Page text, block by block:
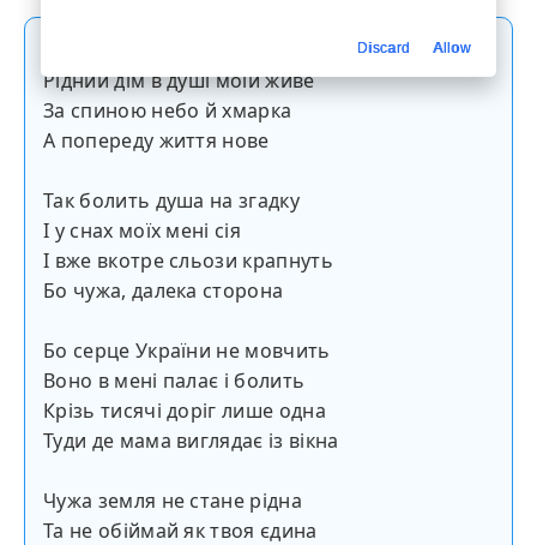
Рідний дім в душі моїй живе
За спиною небо й хмарка
А попереду життя нове
Так болить душа на згадку
І у снах моїх мені сія
І вже вкотре сльози крапнуть
Бо чужа, далека сторона
Бо серце України не мовчить
Воно в мені палає і болить
Крізь тисячі доріг лише одна
Туди де мама виглядає із вікна
Чужа земля не стане рідна
Та не обіймай як твоя єдина
Discard Allow